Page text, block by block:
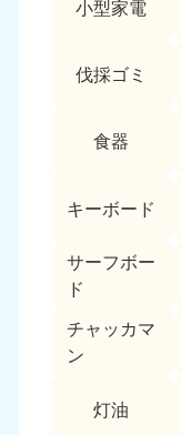
小型家電
伐採ゴミ
食器
キーボード
サーフボー
ド
チャッカマ
ン
灯油
9:00〜19:00 年
滋賀県
050-1881-
050-1881-
9:00〜19:00 年